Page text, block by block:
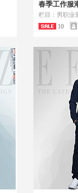
春季工作服
栏目：男职业
10